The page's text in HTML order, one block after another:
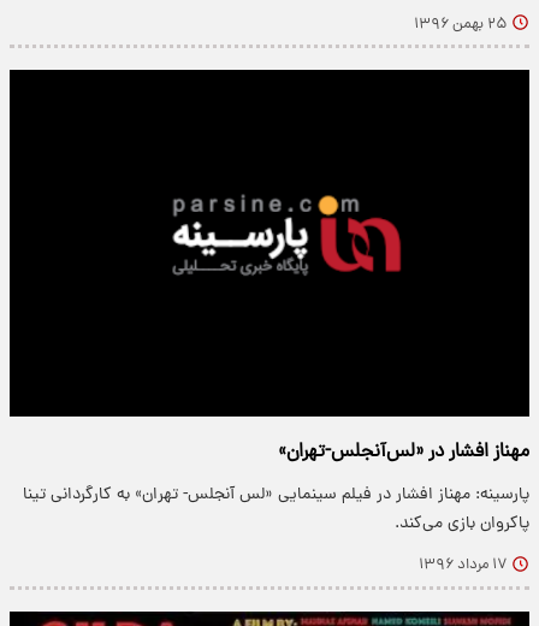
۲۵ بهمن ۱۳۹۶
مهناز افشار در «لس‌آنجلس-تهران»
پارسینه: مهناز افشار در فیلم سینمایی «لس آنجلس- تهران» به کارگردانی تینا
پاکروان بازی می‌کند.
۱۷ مرداد ۱۳۹۶